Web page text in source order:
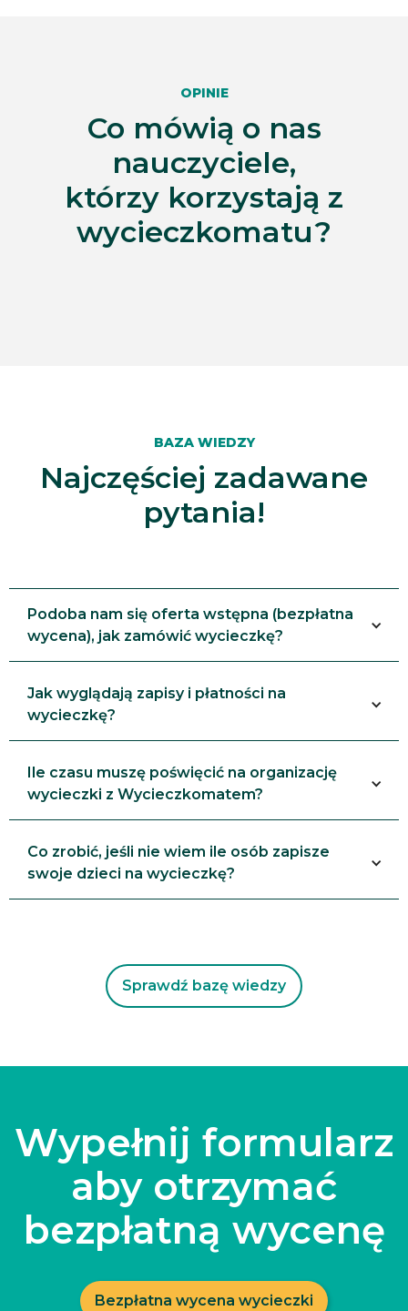
OPINIE
Co mówią o nas
nauczyciele,
którzy korzystają z
wycieczkomatu?
BAZA WIEDZY
Najczęściej zadawane
pytania!
Podoba nam się oferta wstępna (bezpłatna
wycena), jak zamówić wycieczkę?
Jak wyglądają zapisy i płatności na
wycieczkę?
Ile czasu muszę poświęcić na organizację
wycieczki z Wycieczkomatem?
Co zrobić, jeśli nie wiem ile osób zapisze
swoje dzieci na wycieczkę?
Sprawdź bazę wiedzy
Wypełnij formularz
aby otrzymać
bezpłatną wycenę
Bezpłatna wycena wycieczki